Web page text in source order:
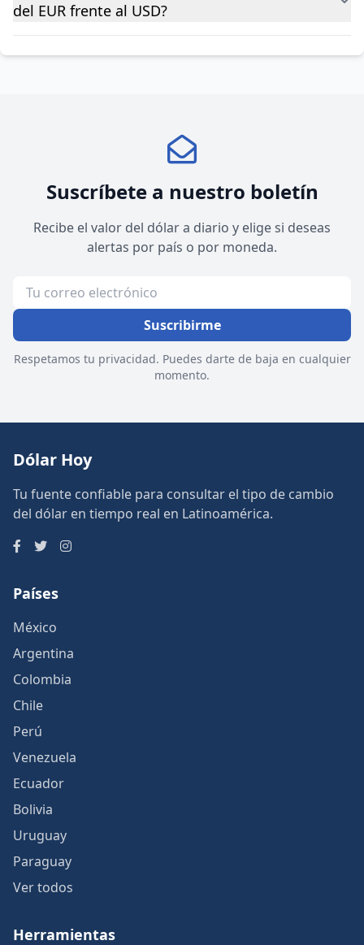
del EUR frente al USD?
Suscríbete a nuestro boletín
Recibe el valor del dólar a diario y elige si deseas
alertas por país o por moneda.
Suscribirme
Respetamos tu privacidad. Puedes darte de baja en cualquier
momento.
Dólar Hoy
Tu fuente confiable para consultar el tipo de cambio
del dólar en tiempo real en Latinoamérica.
Países
México
Argentina
Colombia
Chile
Perú
Venezuela
Ecuador
Bolivia
Uruguay
Paraguay
Ver todos
Herramientas